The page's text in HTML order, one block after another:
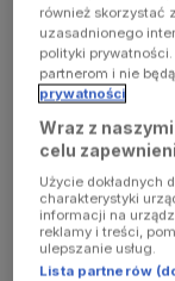
(see the
browser
console for
more
information)
również skorzystać
uzasadnionego
polityki
partnerom i nie
prywatności
Wraz z
celu
Użycie dokładnych
charakterystyki
informacji na
reklamy i treści,
ulepszanie usług.
Lista partnerów